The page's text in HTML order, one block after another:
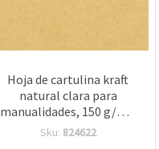
Hoja de cartulina kraft
natural clara para
manualidades, 150 g/m²,
A4 (210 x 297 mm) – 1 hoja
Sku: 824622